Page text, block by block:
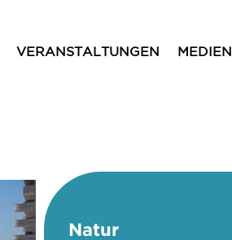
VERANSTALTUNGEN MEDIEN
Natur